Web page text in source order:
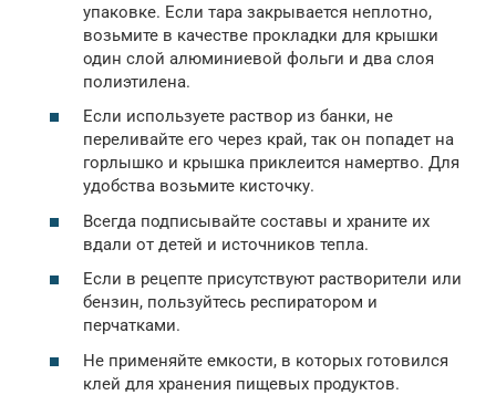
упаковке. Если тара закрывается неплотно,
возьмите в качестве прокладки для крышки
один слой алюминиевой фольги и два слоя
полиэтилена.
Если используете раствор из банки, не
переливайте его через край, так он попадет на
горлышко и крышка приклеится намертво. Для
удобства возьмите кисточку.
Всегда подписывайте составы и храните их
вдали от детей и источников тепла.
Если в рецепте присутствуют растворители или
бензин, пользуйтесь респиратором и
перчатками.
Не применяйте емкости, в которых готовился
клей для хранения пищевых продуктов.